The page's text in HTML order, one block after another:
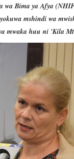
wa Bima ya Afya
mshindi wa
mwaka huu ni 'Kila